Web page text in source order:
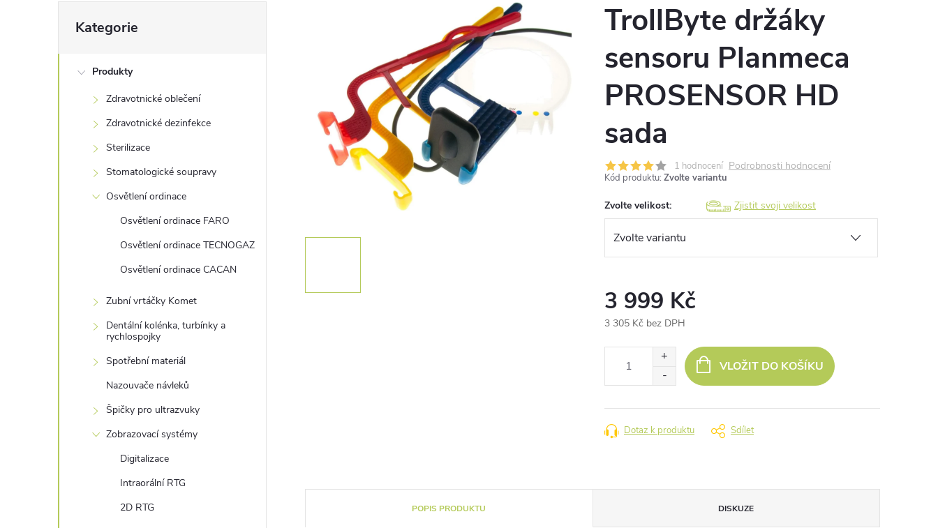
o
kategorie
Kategorie
Produkty
Zdravotnické oblečení
Zdravotnické dezinfekce
Sterilizace
Stomatologické soupravy
Osvětlení ordinace
Osvětlení ordinace FARO
Osvětlení ordinace TECNOGAZ
Osvětlení ordinace CACAN
Zubní vrtáčky Komet
Dentální kolénka, turbínky a
rychlospojky
Spotřební materiál
Nazouvače návleků
Špičky pro ultrazvuky
Zobrazovací systémy
Digitalizace
Intraorální RTG
2D RTG
TrollByte držáky
sensoru Planmeca
PROSENSOR HD
sada
1 hodnocení Podrobnosti hodnocení
Kód produktu: Zvolte variantu
Zvolte velikost: Zjistit svoji velikost
3 999 Kč
3 305 Kč bez DPH
VLOŽIT DO KOŠÍKU
Dotaz k produktu Sdílet
POPIS PRODUKTU DISKUZE